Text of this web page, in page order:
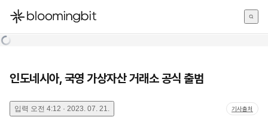
한국어
인도네시아, 국영 가상자산 거래소 공식 출범
입력 오전 4:12 · 2023. 07. 21. 기사출처